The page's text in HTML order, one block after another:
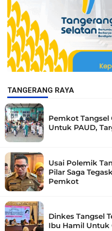
TANGERANG RAYA
Pemkot Tangsel
Untuk PAUD,
Usai Polemik
Pilar Saga
Pemkot
Dinkes Tangsel
Ibu Hamil Untuk